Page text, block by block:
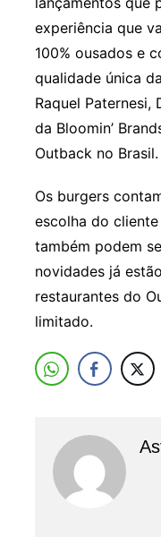
experiência que
100% ousados e
qualidade única
Raquel
da Bloomin’
Outback no Brasil.
Os burgers
escolha do
também podem
novidades já
restaurantes do
limitado.